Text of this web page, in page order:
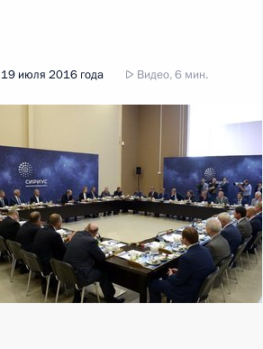
19 июля 2016 года Видео, 6 мин.